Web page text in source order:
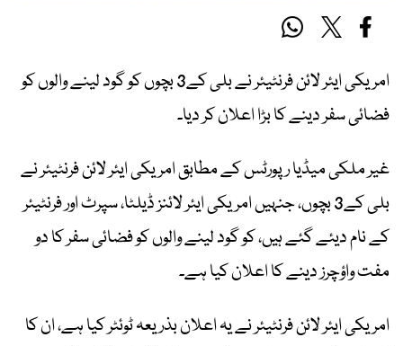
امریکی ایئر لائن فرنٹیئر نے بلی کے3 بچوں کو گود لینے والوں کو
فضائی سفر دینے کا بڑا اعلان کر دیا۔
غیر ملکی میڈیا رپورٹس کے مطابق امریکی ایئر لائن فرنٹیئر نے
بلی کے3 بچوں، جنہیں امریکی ایئر لائنز ڈیلٹا، سپرٹ اور فرنٹیئر
کے نام دیئے گئے ہیں، کو گود لینے والوں کو فضائی سفر کا دو
مفت واؤچرز دینے کا اعلان کیا ہے۔
امریکی ایئر لائن فرنٹیئر نے یہ اعلان بذریعہ ٹوئٹر کیا ہے، ان کا